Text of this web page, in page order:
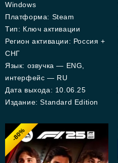
Windows
Платформа: Steam
Тип: Ключ активации
Регион активации: Россия +
СНГ
Язык: озвучка — ENG,
интерфейс — RU
Дата выхода: 10.06.25
Издание: Standard Edition
-80%